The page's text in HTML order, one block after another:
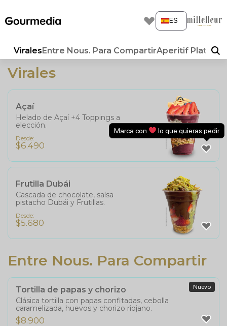
content
ES
ViralesEntre Nous. Para CompartirAperitif Platitos
Virales
Açaí
Helado de Açaí +4 Toppings a
elección.
Desde:
$6.490
Frutilla Dubái
Cascada de chocolate, salsa
pistacho Dubái y Frutillas.
Desde:
$5.680
Entre Nous. Para Compartir
Tortilla de papas y chorizo
Clásica tortilla con papas confitadas, cebolla
caramelizada, huevos y chorizo riojano.
$8.900
Nuevo
Marca con lo que quieras pedir